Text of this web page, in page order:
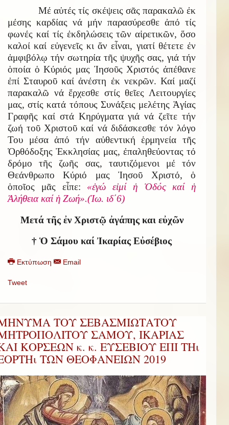
Μέ αὐτές τίς σκέψεις σᾶς παρακαλῶ ἐκ
μέσης καρδίας νά μήν παρασύρεσθε ἀπό τίς
φωνές καί τίς ἐκδηλώσεις τῶν αἱρετικῶν, ὅσο
καλοί καί εὐγενεῖς κι ἄν εἶναι, γιατί θέτετε ἐν
ἀμφιβόλῳ τήν σωτηρία τῆς ψυχῆς σας, γιά τήν
ὁποία ὁ Κύριός μας Ἰησοῦς Χριστός ἀπέθανε
ἐπί Σταυροῦ καί ἀνέστη ἐκ νεκρῶν. Καί μαζί
παρακαλῶ νά ἔρχεσθε στίς θεῖες Λειτουργίες
μας, στίς κατά τόπους Συνάξεις μελέτης Ἁγίας
Γραφῆς καί στά Κηρύγματα γιά νά ζεῖτε τήν
ζωή τοῦ Χριστοῦ καί νά διδάσκεσθε τόν λόγο
Του μέσα ἀπό τήν αὐθεντική ἑρμηνεία τῆς
Ὀρθόδοξης Ἐκκλησίας μας, ἐπαληθεύοντας τό
δρόμο τῆς ζωῆς σας, ταυτιζόμενοι μέ τόν
Θεάνθρωπο Κύριό μας Ἰησοῦ Χριστό, ὁ
ὁποῖος μᾶς εἶπε: «ἐγώ εἰμί ἡ Ὁδός καί ἡ
Ἀλήθεια καί ἡ Ζωή».(Ἰω. ιδ΄6)
Μετά τῆς ἐν Χριστῷ ἀγάπης και εὐχῶν
† Ὁ Σάμου καί Ἰκαρίας Εὐσέβιος
Εκτύπωση Email
Tweet
ΤΟΥ ΣΕΒΑΣΜΙΩΤΑΤΟΥ
ΣΑΜΟΥ, ΙΚΑΡΙΑΣ
ΚΟΡΣΕΩΝ κ. κ. ΕΥΣΕΒΙΟΥ ΕΠΙ ΤΗι
ΤΩΝ ΘΕΟΦΑΝΕΙΩΝ 2019